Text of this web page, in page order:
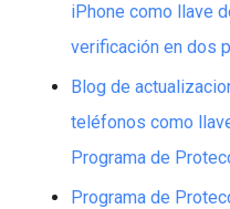
iPhone como llave
verificación en dos
Blog de
teléfonos como
Programa de
Programa de